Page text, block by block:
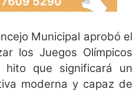
Municipal aprobó el
los Juegos Olímpicos
que significará un
moderna y capaz de